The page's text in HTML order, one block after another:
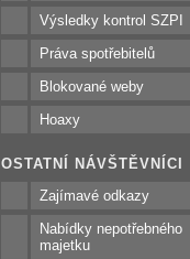
Výsledky kontrol SZPI
Práva spotřebitelů
Blokované weby
Hoaxy
OSTATNÍ NÁVŠTĚVNÍCI
Zajímavé odkazy
Nabídky nepotřebného
majetku